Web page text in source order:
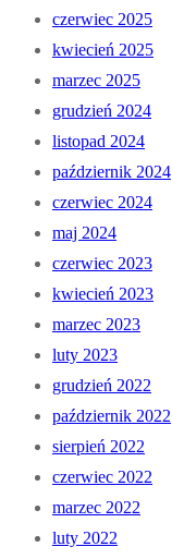
czerwiec 2025
kwiecień 2025
marzec 2025
grudzień 2024
listopad 2024
październik 2024
czerwiec 2024
maj 2024
czerwiec 2023
kwiecień 2023
marzec 2023
luty 2023
grudzień 2022
październik 2022
sierpień 2022
czerwiec 2022
marzec 2022
luty 2022